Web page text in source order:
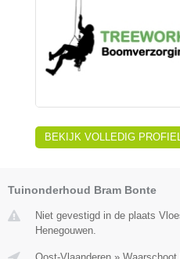
BEKIJK VOLLEDIG
Tuinonderhoud Bram Bonte
Niet gevestigd in de plaats
Henegouwen.